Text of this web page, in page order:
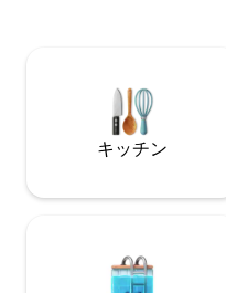
🚗専用駐車場
キッチン